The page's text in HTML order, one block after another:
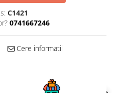
C1421
0741667246
Cere informatii